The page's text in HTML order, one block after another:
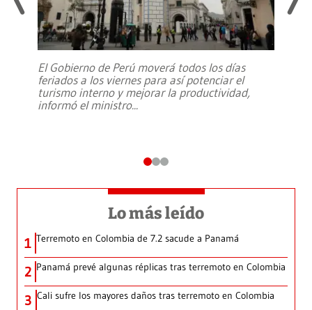
El Gobierno de Perú moverá todos los días
feriados a los viernes para así potenciar el
turismo interno y mejorar la productividad,
informó el ministro...
Lo más leído
1 Terremoto en Colombia de 7.2 sacude a Panamá
2 Panamá prevé algunas réplicas tras terremoto en Colombia
3 Cali sufre los mayores daños tras terremoto en Colombia